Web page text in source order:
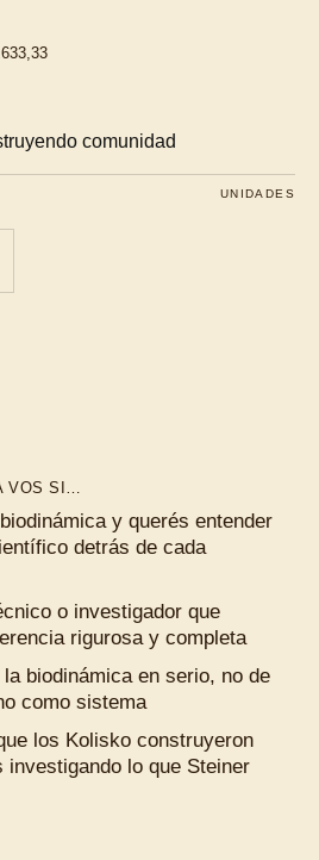
comunidad
UNIDADES
VOS SI…
y querés entender
detrás de cada
o investigador que
rigurosa y completa
biodinámica en serio, no de
como sistema
los Kolisko construyeron
investigando lo que Steiner